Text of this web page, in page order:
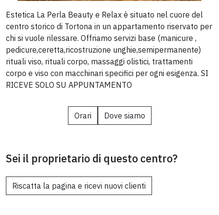
Estetica La Perla Beauty e Relax è situato nel cuore del
centro storico di Tortona in un appartamento riservato per
chi si vuole rilessare. Offriamo servizi base (manicure ,
pedicure,ceretta,ricostruzione unghie,semipermanente)
rituali viso, rituali corpo, massaggi olistici, trattamenti
corpo e viso con macchinari specifici per ogni esigenza. SI
RICEVE SOLO SU APPUNTAMENTO
Orari Dove siamo
Sei il proprietario di questo centro?
Riscatta la pagina e ricevi nuovi clienti